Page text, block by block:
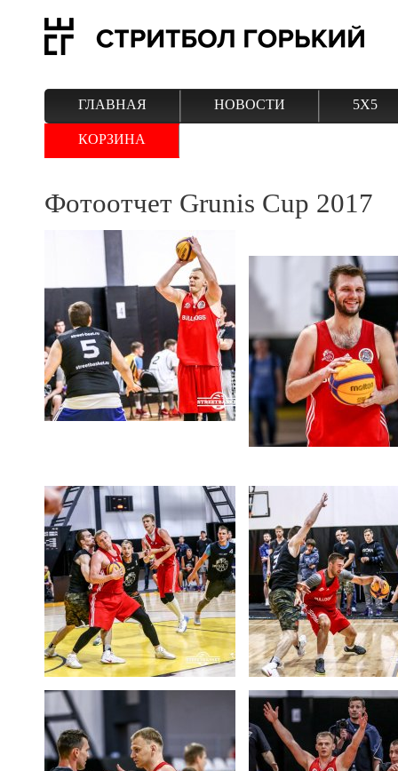
ГЛАВНАЯ НОВОСТИ 5Х5
КОРЗИНА
Фотоотчет Grunis Cup 2017